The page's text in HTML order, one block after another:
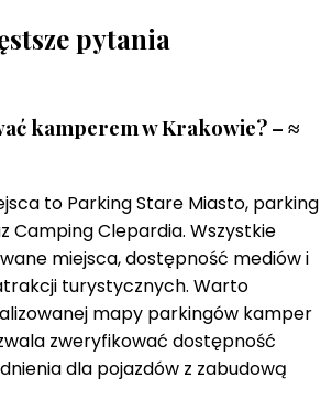
pytania
kamperem w Krakowie? – ≈
to Parking Stare Miasto, parking
Camping Clepardia. Wszystkie
miejsca, dostępność mediów i
turystycznych. Warto
mapy parkingów kamper
zweryfikować dostępność
dla pojazdów z zabudową